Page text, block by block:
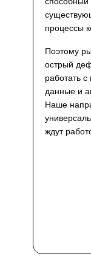
процессы
Поэтому
острый
работать
данные и
Наше
ждут